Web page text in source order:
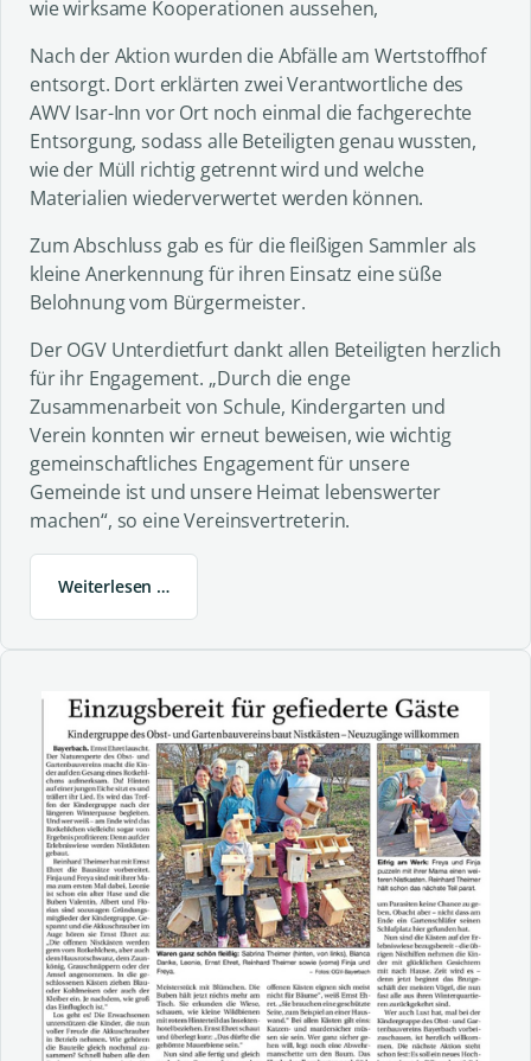
wie wirksame Kooperationen aussehen,
Nach der Aktion wurden die Abfälle am Wertstoffhof
entsorgt. Dort erklärten zwei Verantwortliche des
AWV Isar-Inn vor Ort noch einmal die fachgerechte
Entsorgung, sodass alle Beteiligten genau wussten,
wie der Müll richtig getrennt wird und welche
Materialien wiederverwertet werden können.
Zum Abschluss gab es für die fleißigen Sammler als
kleine Anerkennung für ihren Einsatz eine süße
Belohnung vom Bürgermeister.
Der OGV Unterdietfurt dankt allen Beteiligten herzlich
für ihr Engagement. „Durch die enge
Zusammenarbeit von Schule, Kindergarten und
Verein konnten wir erneut beweisen, wie wichtig
gemeinschaftliches Engagement für unsere
Gemeinde ist und unsere Heimat lebenswerter
machen“, so eine Vereinsvertreterin.
Weiterlesen …